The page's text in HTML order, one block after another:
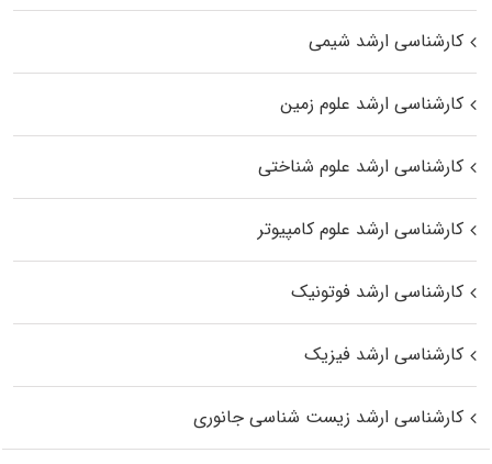
کارشناسی ارشد شیمی
کارشناسی ارشد علوم زمین
کارشناسی ارشد علوم شناختی
کارشناسی ارشد علوم کامپیوتر
کارشناسی ارشد فوتونیک
کارشناسی ارشد فیزیک
کارشناسی ارشد زیست‌ شناسی جانوری